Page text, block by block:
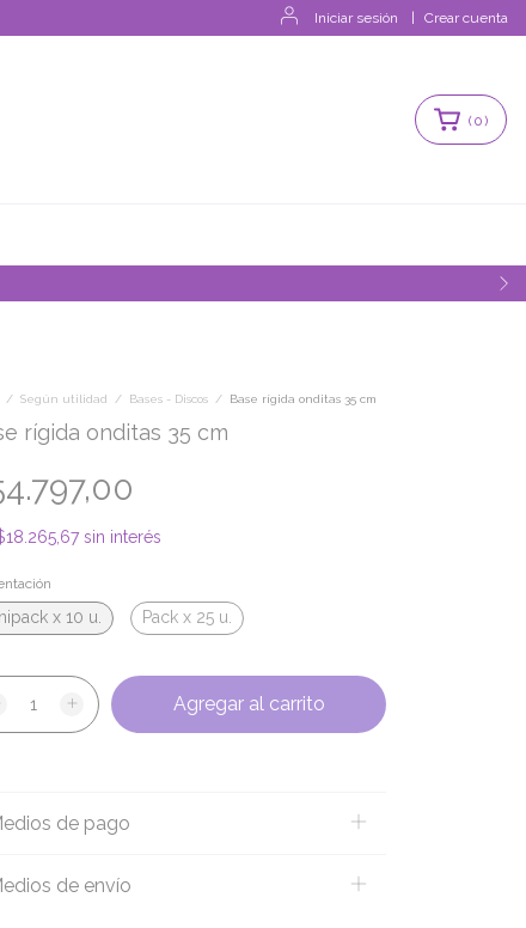
Iniciar sesión Crear cuenta
(0)
/ Según utilidad / Bases - Discos / Base rígida onditas 35 cm
rígida onditas 35 cm
sin interés
x 10 u. Pack x 25 u.
de pago
de envío